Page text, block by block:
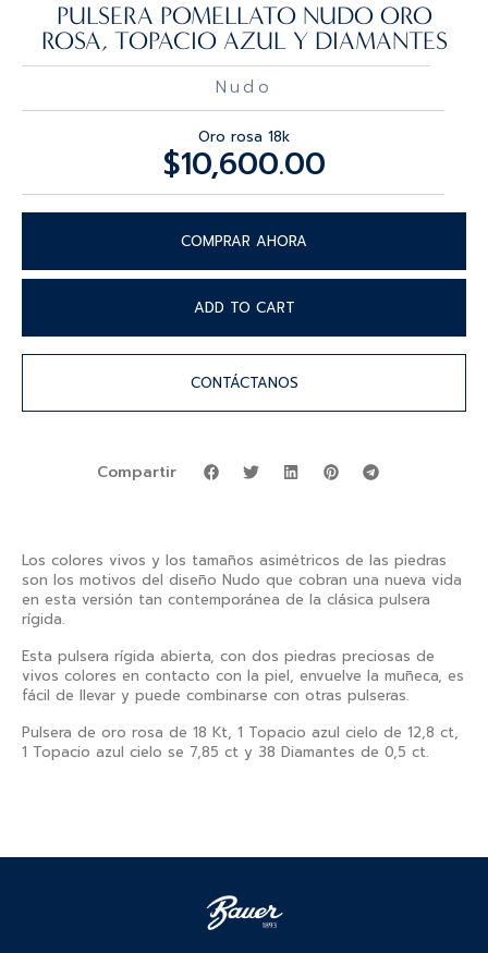
PULSERA POMELLATO NUDO ORO
ROSA, TOPACIO AZUL Y DIAMANTES
Nudo
Oro rosa 18k
$10,600.00
COMPRAR AHORA
ADD TO CART
CONTÁCTANOS
Compartir
Los colores vivos y los tamaños asimétricos de las piedras
son los motivos del diseño Nudo que cobran una nueva vida
en esta versión tan contemporánea de la clásica pulsera
rígida.
Esta pulsera rígida abierta, con dos piedras preciosas de
vivos colores en contacto con la piel, envuelve la muñeca, es
fácil de llevar y puede combinarse con otras pulseras.
Pulsera de oro rosa de 18 Kt, 1 Topacio azul cielo de 12,8 ct,
1 Topacio azul cielo se 7,85 ct y 38 Diamantes de 0,5 ct.